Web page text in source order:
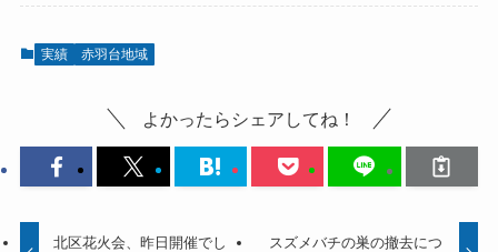
実績 赤羽台地域
よかったらシェアしてね！
北区花火会、昨日開催でし
スズメバチの巣の撤去につ